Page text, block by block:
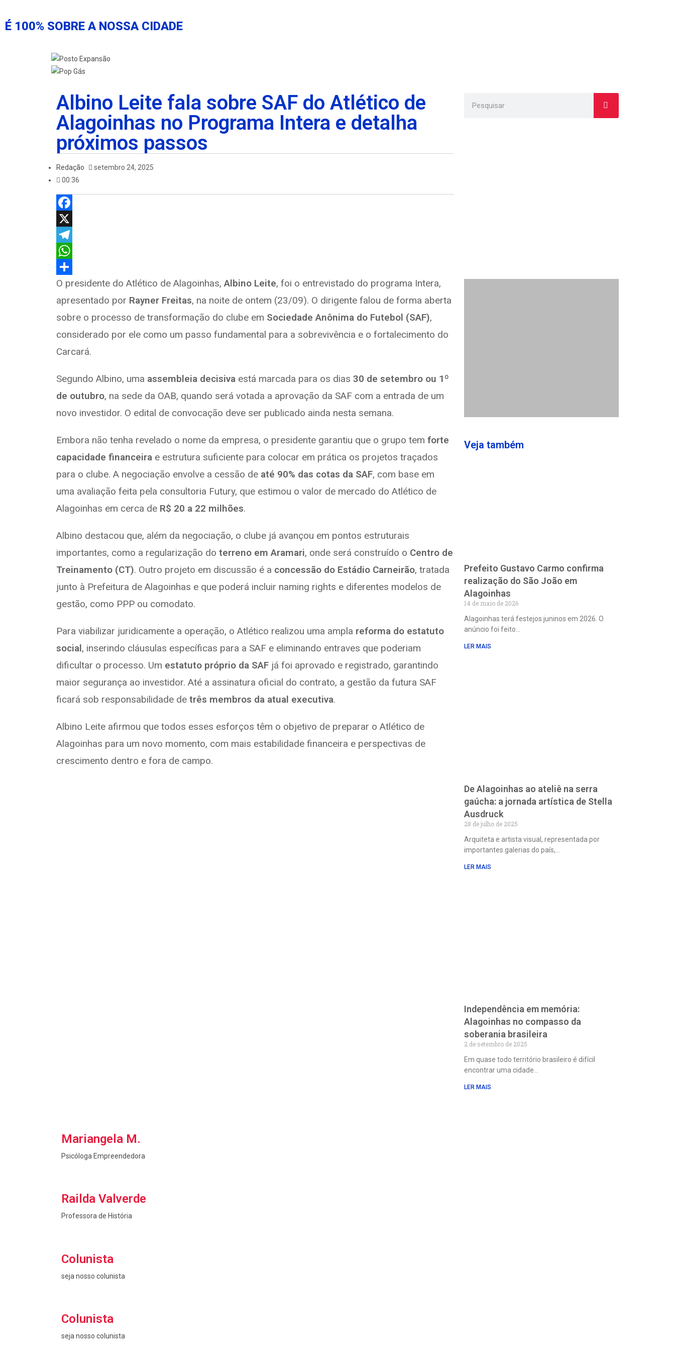
É 100% SOBRE A NOSSA CIDADE
Albino Leite fala sobre SAF do Atlético de
Alagoinhas no Programa Intera e detalha
próximos passos
Redação
setembro 24, 2025
00:36
F
a
c
e
b
o
o
k
X
T
e
l
e
g
r
a
W
h
a
t
s
A
p
S
h
a
r
e
O presidente do Atlético de Alagoinhas,Albino Leite, foi o entrevistado do programa Intera,
apresentado por Rayner Freitas, na noite de ontem (23/09). O dirigente falou de forma aberta
sobre o processo de transformação do clube em Sociedade Anônima do Futebol (SAF),
considerado por ele como um passo fundamental para a sobrevivência e o fortalecimento do
Carcará.
Segundo Albino, uma assembleia decisiva está marcada para os dias 30 de setembro ou 1º
de outubro, na sede da OAB, quando será votada a aprovação da SAF com a entrada de um
novo investidor. O edital de convocação deve ser publicado ainda nesta semana.
Embora não tenha revelado o nome da empresa, o presidente garantiu que o grupo tem forte
capacidade financeira e estrutura suficiente para colocar em prática os projetos traçados
para o clube. A negociação envolve a cessão de até 90% das cotas da SAF, com base em
uma avaliação feita pela consultoria Futury, que estimou o valor de mercado do Atlético de
Alagoinhas em cerca de R$ 20 a 22 milhões.
Albino destacou que, além da negociação, o clube já avançou em pontos estruturais
importantes, como a regularização do terreno em Aramari, onde será construído o Centro de
Treinamento (CT). Outro projeto em discussão é a concessão do Estádio Carneirão, tratada
junto à Prefeitura de Alagoinhas e que poderá incluir naming rights e diferentes modelos de
gestão, como PPP ou comodato.
Para viabilizar juridicamente a operação, o Atlético realizou uma ampla reforma do estatuto
social, inserindo cláusulas específicas para a SAF e eliminando entraves que poderiam
dificultar o processo. Um estatuto próprio da SAF já foi aprovado e registrado, garantindo
maior segurança ao investidor. Até a assinatura oficial do contrato, a gestão da futura SAF
ficará sob responsabilidade de três membros da atual executiva.
Albino Leite afirmou que todos esses esforços têm o objetivo de preparar o Atlético de
Alagoinhas para um novo momento, com mais estabilidade financeira e perspectivas de
crescimento dentro e fora de campo.
Veja também
Prefeito Gustavo Carmo confirma
realização do São João em
Alagoinhas
14 de maio de 2026
Alagoinhas terá festejos juninos em 2026. O
anúncio foi feito
LER MAIS
De Alagoinhas ao ateliê na serra
gaúcha: a jornada artística de Stella
Ausdruck
28 de julho de 2025
Arquiteta e artista visual, representada por
importantes galerias do país,
LER MAIS
Independência em memória:
Alagoinhas no compasso da
soberania brasileira
2 de setembro de 2025
Em quase todo território brasileiro é difícil
encontrar uma cidade
LER MAIS
Mariangela M.
Psicóloga Empreendedora
Railda Valverde
Professora de História
Colunista
seja nosso colunista
Colunista
seja nosso colunista